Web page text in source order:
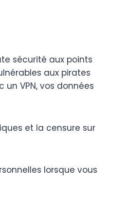
sécurité aux points
aux pirates
VPN, vos données
et la censure sur
lorsque vous